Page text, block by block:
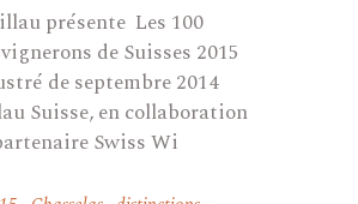
présente Les 100
de Suisses 2015
de septembre 2014
Suisse, en collaboration
Swiss Wi